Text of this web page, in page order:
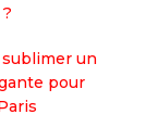
un
pour